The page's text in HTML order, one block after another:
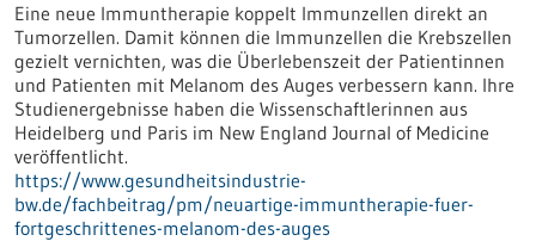
Eine neue Immuntherapie koppelt Immunzellen direkt an
Tumorzellen. Damit können die Immunzellen die Krebszellen
gezielt vernichten, was die Überlebenszeit der Patientinnen
und Patienten mit Melanom des Auges verbessern kann. Ihre
Studienergebnisse haben die Wissenschaftlerinnen aus
Heidelberg und Paris im New England Journal of Medicine
veröffentlicht.
https://www.gesundheitsindustrie-
bw.de/fachbeitrag/pm/neuartige-immuntherapie-fuer-
fortgeschrittenes-melanom-des-auges